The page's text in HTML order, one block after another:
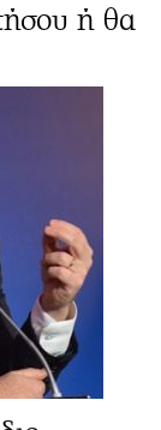
ή θα